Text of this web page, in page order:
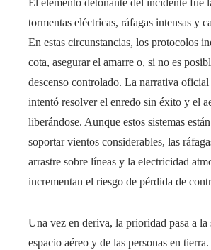
El elemento detonante del incidente fue
tormentas eléctricas, ráfagas intensas y
En estas circunstancias, los protocolos
cota, asegurar el amarre o, si no es
descenso controlado. La narrativa oficial
intentó resolver el enredo sin éxito y el
liberándose. Aunque estos sistemas
soportar vientos considerables, las
arrastre sobre líneas y la electricidad
incrementan el riesgo de pérdida de
Una vez en deriva, la prioridad pasa a la
espacio aéreo y de las personas en